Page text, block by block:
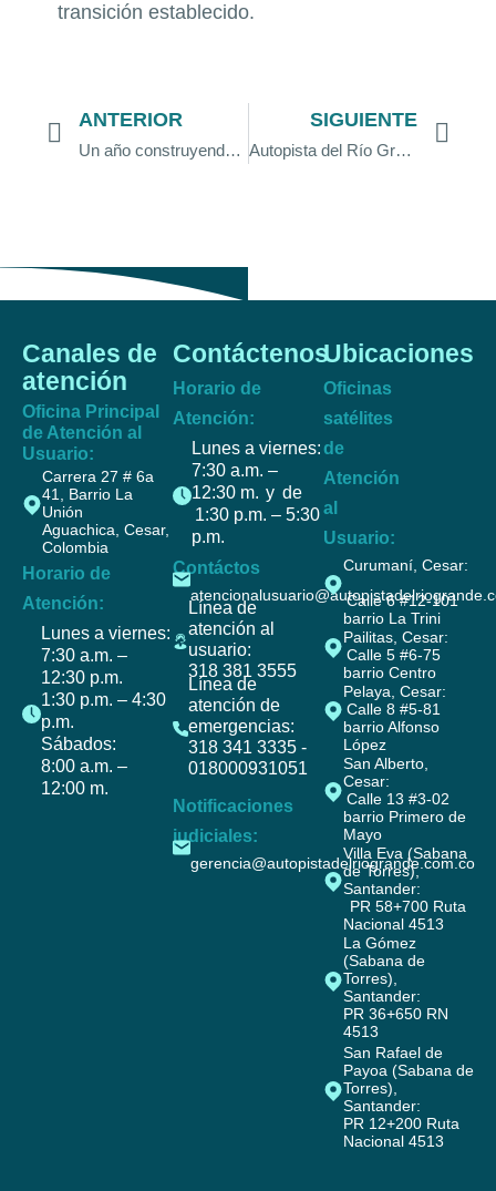
transición establecido.
ANTERIOR
Un año construyendo un futuro sostenible: Autopista del Río Grande presenta balance de las acciones ambientales y sociales ejecutadas
SIGUIENTE
Autopista del Río Grande recibe sello VERDE DE VERDAD por su gestión ambiental
Canales de
atención
Oficina Principal
de Atención al
Usuario:
Carrera 27 # 6a
41, Barrio La
Unión
Aguachica, Cesar,
Colombia
Horario de
Atención:
Lunes a viernes:
7:30 a.m. –
12:30 p.m.
1:30 p.m. – 4:30
p.m.
Sábados:
8:00 a.m. –
12:00 m.
Contáctenos
Horario de
Atención:
Lunes a viernes:
7:30 a.m. –
12:30 m. y de
1:30 p.m. – 5:30
p.m.
Contáctos
Línea de
atención al
usuario:
318 381 3555
Línea de
atención de
emergencias:
318 341 3335 -
018000931051
Notificaciones
judiciales:
gerencia@autopistadelriogrande.com.co
Ubicaciones
Oficinas
satélites
de
Atención
al
Usuario:
Curumaní, Cesar:
Calle 6 #12-101
barrio La Trini
Pailitas, Cesar:
Calle 5 #6-75
barrio Centro
Pelaya, Cesar:
Calle 8 #5-81
barrio Alfonso
López
San Alberto,
Cesar:
Calle 13 #3-02
barrio Primero de
Mayo
Villa Eva (Sabana
de Torres),
Santander:
PR 58+700 Ruta
Nacional 4513
La Gómez
(Sabana de
Torres),
Santander:
PR 36+650 RN
4513
San Rafael de
Payoa (Sabana de
Torres),
Santander:
PR 12+200 Ruta
Nacional 4513